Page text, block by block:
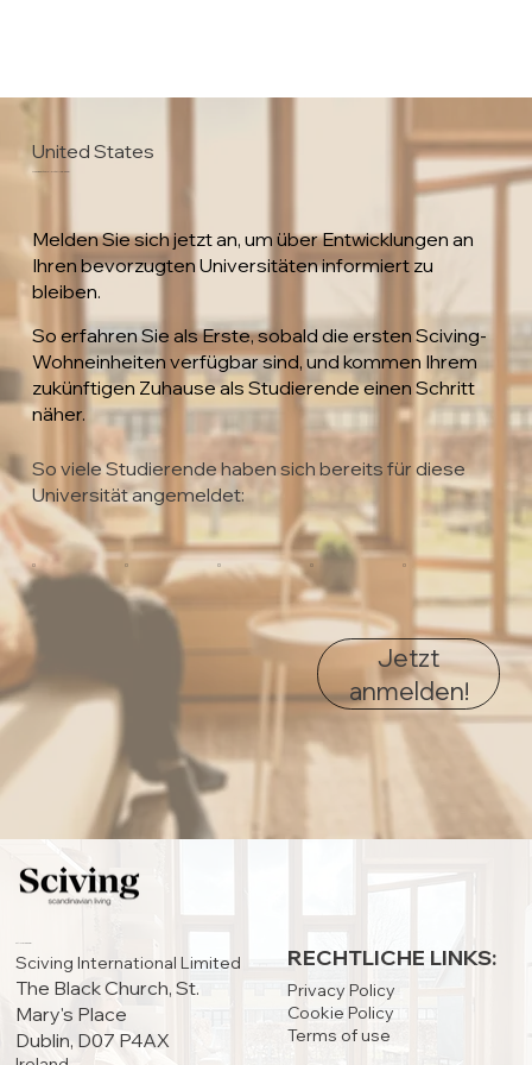
United States
University of North Alabama
Melden Sie sich jetzt an, um über Entwicklungen an
Ihren bevorzugten Universitäten informiert zu
bleiben.
So erfahren Sie als Erste, sobald die ersten Sciving-
Wohneinheiten verfügbar sind, und kommen Ihrem
zukünftigen Zuhause als Studierende einen Schritt
näher.
So viele Studierende haben sich bereits für diese
Universität angemeldet:
0
0
0
0
0
Jetzt
anmelden!
HAUPTSITZ:
Sciving International Limited
The Black Church, St.
Mary's Place
Dublin, D07 P4AX
RECHTLICHE LINKS:
Privacy Policy
Cookie Policy
Terms of use